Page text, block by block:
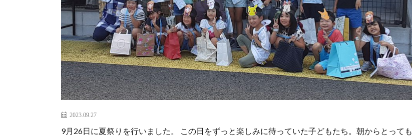
2023.09.27
9月26日に夏祭りを行いました。 この日をずっと楽しみに待っていた子どもたち。朝からとっても